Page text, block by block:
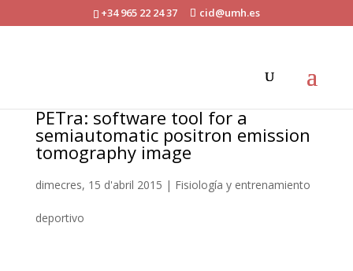
+34 965 22 24 37 cid@umh.es
PETra: software tool for a
semiautomatic positron emission
tomography image
dimecres, 15 d'abril 2015 | Fisiología y entrenamiento
deportivo